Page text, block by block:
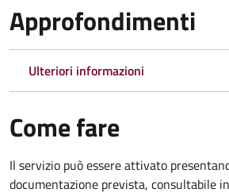
Approfondimenti
Ulteriori informazioni
Come fare
Il servizio può essere attivato
documentazione prevista, consultabile